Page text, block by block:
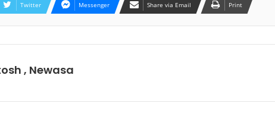
Twitter Messenger Share via Email Print
, Newasa